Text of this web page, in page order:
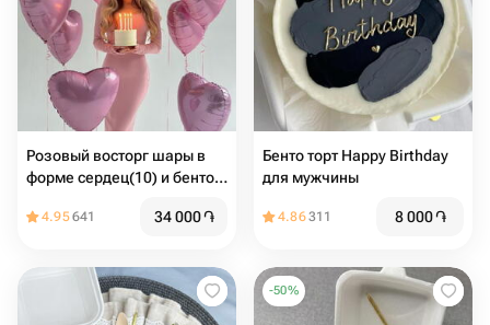
Розовый восторг шары в
форме сердец(10) и бенто
4.95641 34 000֏
Бенто торт Happy Birthday
для мужчины
4.86311 8 000֏
-50%